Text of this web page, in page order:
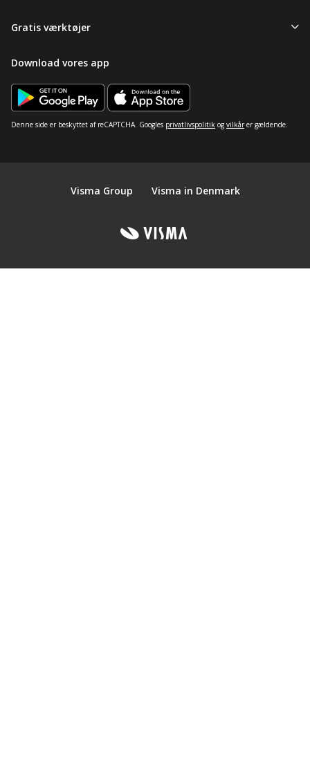
Gratis værktøjer
Download vores app
Denne side er beskyttet af reCAPTCHA. Googles privatlivspolitik og vilkår er gældende.
Visma Group Visma in Denmark